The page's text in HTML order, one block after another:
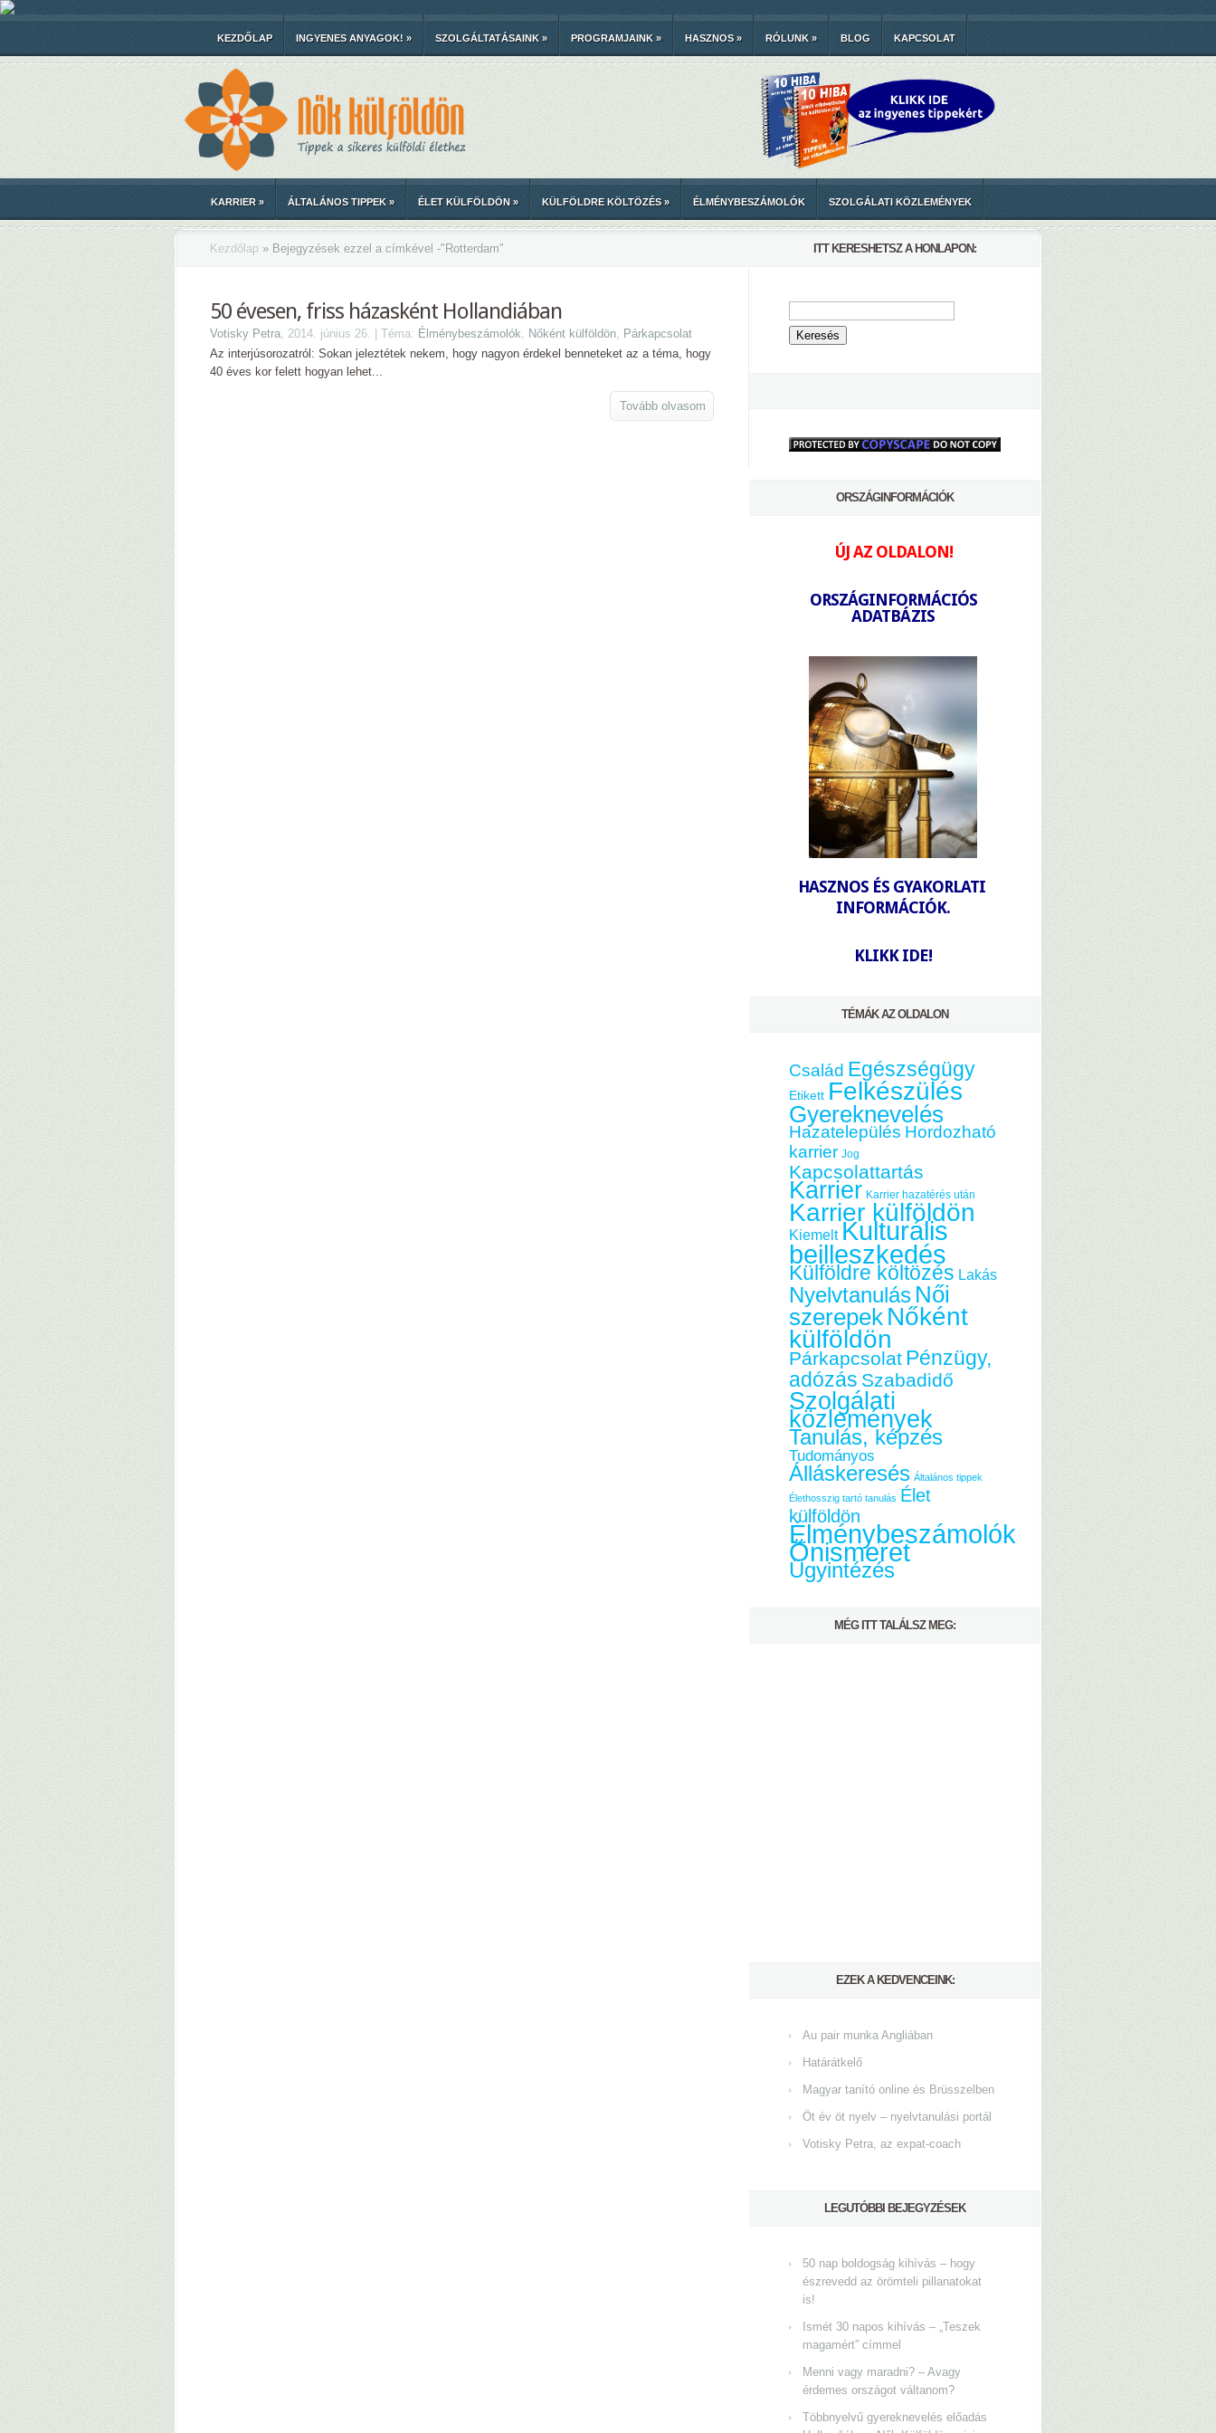
KEZDŐLAP INGYENES ANYAGOK! » SZOLGÁLTATÁSAINK » PROGRAMJAINK » HASZNOS» RÓLUNK » BLOG KAPCSOLAT
KARRIER» ÁLTALÁNOS TIPPEK » ÉLET KÜLFÖLDÖN » KÜLFÖLDRE KÖLTÖZÉS» ÉLMÉNYBESZÁMOLÓK SZOLGÁLATI KÖZLEMÉNYEK
Kezdőlap » Bejegyzések ezzel a címkével -" Rotterdam"
50 évesen, friss házasként Hollandiában
Votisky Petra, 2014. június 26. | Téma: Élménybeszámolók, Nőként külföldön, Párkapcsolat
Az interjúsorozatról: Sokan jeleztétek nekem, hogy nagyon érdekel benneteket az a téma, hogy
40 éves kor felett hogyan lehet...
Tovább olvasom
ITT KERESHETSZ A HONLAPON:
ORSZÁGINFORMÁCIÓK
ÚJ AZ OLDALON!
ORSZÁGINFORMÁCIÓS
ADATBÁZIS
HASZNOS ÉS GYAKORLATI
INFORMÁCIÓK.
KLIKK IDE!
TÉMÁK AZ OLDALON
Család Egészségügy
Etikett Felkészülés
Gyereknevelés
Hazatelepülés Hordozható
karrier Jog
Kapcsolattartás
Karrier Karrier hazatérés után
Karrier külföldön
Kiemelt Kulturális
beilleszkedés
Külföldre költözés Lakás
Nyelvtanulás Női
szerepek Nőként
külföldön
Párkapcsolat Pénzügy,
adózás Szabadidő
Szolgálati
közlemények
Tanulás, képzés
Tudományos
Álláskeresés Általános tippek
Élethosszig tartó tanulás Élet
külföldön
Élménybeszámolók
Önismeret
Ügyintézés
MÉG ITT TALÁLSZ MEG:
EZEK A KEDVENCEINK:
Au pair munka Angliában
Határátkelő
Magyar tanító online és Brüsszelben
Öt év öt nyelv – nyelvtanulási portál
Votisky Petra, az expat-coach
LEGUTÓBBI BEJEGYZÉSEK
50 nap boldogság kihívás – hogy
észrevedd az örömteli pillanatokat
is!
Ismét 30 napos kihívás – „Teszek
magamért” címmel
Menni vagy maradni? – Avagy
érdemes országot váltanom?
Többnyelvű gyereknevelés előadás